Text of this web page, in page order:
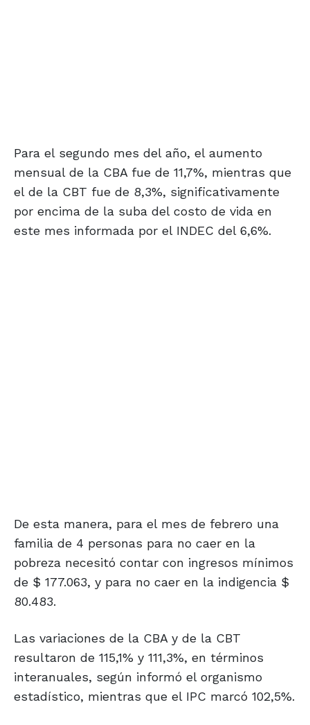
Para el segundo mes del año, el aumento
mensual de la CBA fue de 11,7%, mientras que
el de la CBT fue de 8,3%, significativamente
por encima de la suba del costo de vida en
este mes informada por el INDEC del 6,6%.
De esta manera, para el mes de febrero una
familia de 4 personas para no caer en la
pobreza necesitó contar con ingresos mínimos
de $ 177.063, y para no caer en la indigencia $
80.483.
Las variaciones de la CBA y de la CBT
resultaron de 115,1% y 111,3%, en términos
interanuales, según informó el organismo
estadístico, mientras que el IPC marcó 102,5%.